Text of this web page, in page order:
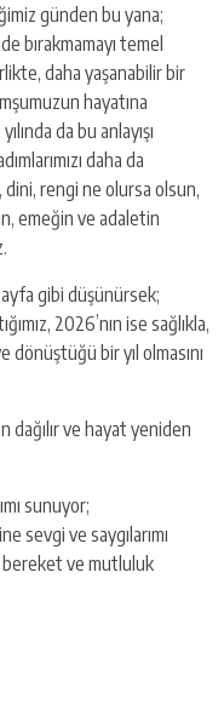
günden bu yana;
bırakmamayı temel
daha yaşanabilir bir
hayatına
da bu anlayışı
daha da
dini, rengi ne olursa olsun,
emeğin ve adaletin
gibi düşünürsek;
2026’nın ise sağlıkla,
bir yıl olmasını
dağılır ve hayat yeniden
sunuyor;
sevgi ve saygılarımı
bereket ve mutluluk